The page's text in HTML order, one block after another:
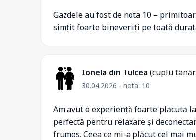
Gazdele au fost de nota 10 –
simțit foarte bineveniți pe toată
Ionela din Tulcea (cuplu
30.04.2026 - nota: 10
Am avut o experiență foarte plăcută
perfectă pentru relaxare și
frumos. Ceea ce mi-a plăcut cel mai